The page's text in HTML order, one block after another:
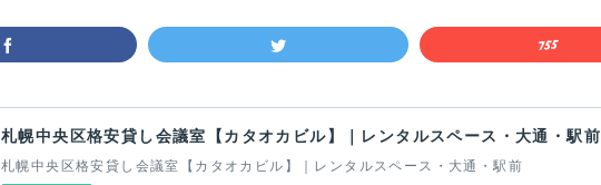
札幌中央区格安貸し会議室【カタオカビル】｜レンタルスペース・大通・駅前
札幌中央区格安貸し会議室【カタオカビル】｜レンタルスペース・大通・駅前